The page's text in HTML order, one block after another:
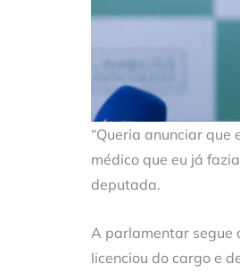
“Queria anunciar
médico que eu já
deputada.
A parlamentar segue
licenciou do cargo e